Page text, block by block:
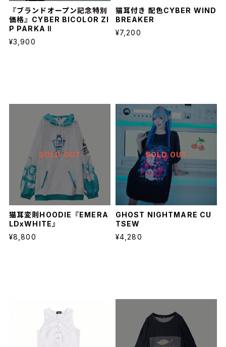
『ブランドオープン記念特別
価格』CYBER BICOLOR ZI
P PARKA Ⅱ
¥3,900
猫耳付き 配色CYBER WIND
BREAKER
¥7,200
SOLD OUT
猫耳変則HOODIE『EMERA
LDxWHITE』
¥8,800
SOLD OUT
GHOST NIGHTMARE CU
TSEW
¥4,280